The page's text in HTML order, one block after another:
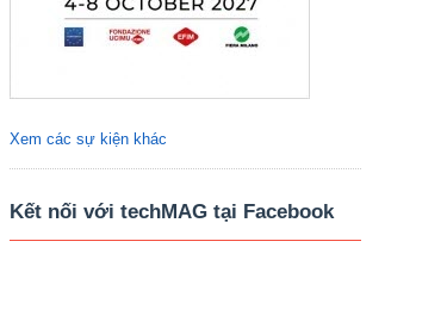
Xem các sự kiện khác
Kết nối với techMAG tại Facebook